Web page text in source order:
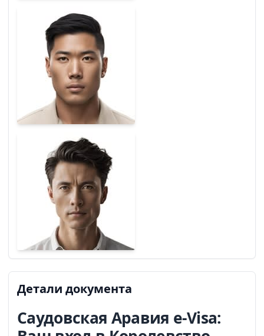
Детали документа
Саудовская Аравия e-Visa: